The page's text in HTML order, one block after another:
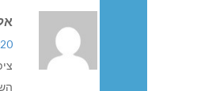
26/